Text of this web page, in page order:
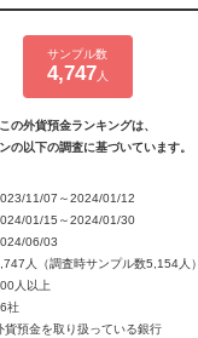
サンプル数
4,747 人
この外貨預金ランキングは、
の以下の調査に基づいています。
11/07～2024/01/12
01/15～2024/01/30
06/03
人（調査時サンプル数5,154人）
人以上
社
貨預金を取り扱っている銀行